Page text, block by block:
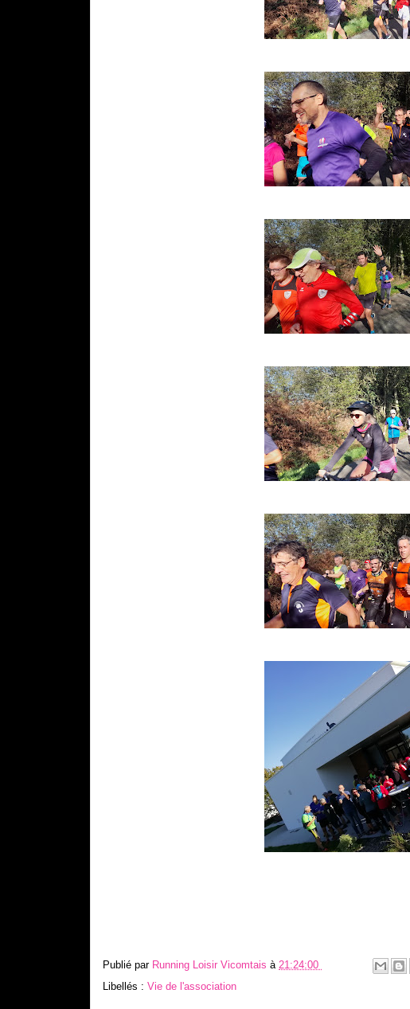
Publié par Running Loisir Vicomtais à 21:24:00
Libellés : Vie de l'association